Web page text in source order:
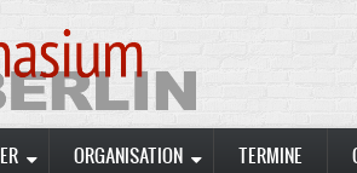
ORGANISATION TERMINE